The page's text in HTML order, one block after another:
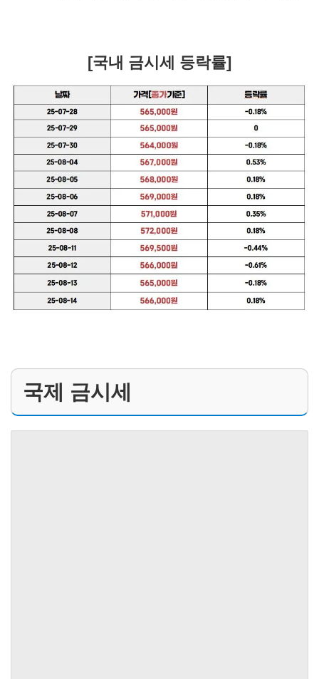
[국내 금시세 등락률]
국제 금시세